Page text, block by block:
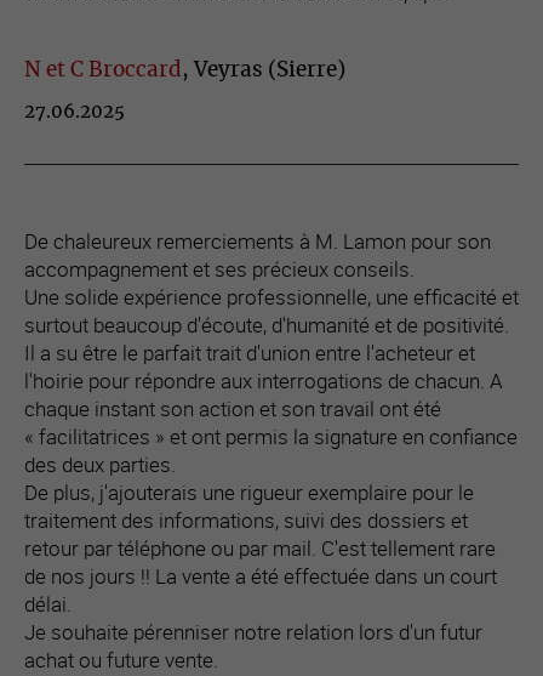
N et C Broccard, Veyras (Sierre)
27.06.2025
De chaleureux remerciements à M. Lamon pour son
accompagnement et ses précieux conseils.
Une solide expérience professionnelle, une efficacité et
surtout beaucoup d'écoute, d'humanité et de positivité.
Il a su être le parfait trait d'union entre l'acheteur et
l'hoirie pour répondre aux interrogations de chacun. A
chaque instant son action et son travail ont été
« facilitatrices » et ont permis la signature en confiance
des deux parties.
De plus, j'ajouterais une rigueur exemplaire pour le
traitement des informations, suivi des dossiers et
retour par téléphone ou par mail. C'est tellement rare
de nos jours !! La vente a été effectuée dans un court
délai.
Je souhaite pérenniser notre relation lors d'un futur
achat ou future vente.